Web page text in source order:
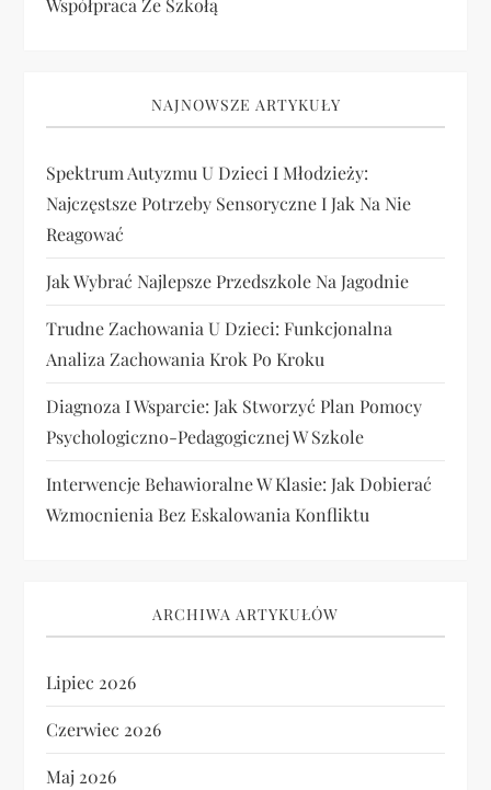
Współpraca Ze Szkołą
NAJNOWSZE ARTYKUŁY
Spektrum Autyzmu U Dzieci I Młodzieży:
Najczęstsze Potrzeby Sensoryczne I Jak Na Nie
Reagować
Jak Wybrać Najlepsze Przedszkole Na Jagodnie
Trudne Zachowania U Dzieci: Funkcjonalna
Analiza Zachowania Krok Po Kroku
Diagnoza I Wsparcie: Jak Stworzyć Plan Pomocy
Psychologiczno-Pedagogicznej W Szkole
Interwencje Behawioralne W Klasie: Jak Dobierać
Wzmocnienia Bez Eskalowania Konfliktu
ARCHIWA ARTYKUŁÓW
Lipiec 2026
Czerwiec 2026
Maj 2026